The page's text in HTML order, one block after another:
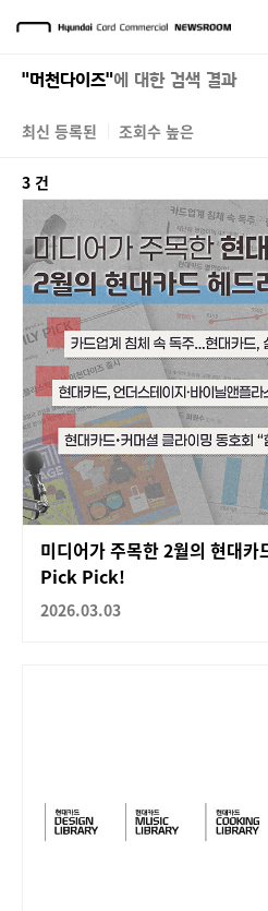
"머천다이즈"에 대한 검색 결과
최신 등록된 조회수 높은
3 건
미디어가 주목한 2월의 현대
Pick Pick!
2026.03.03